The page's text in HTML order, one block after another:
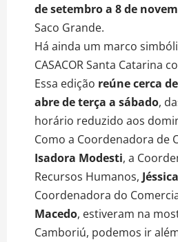
de setembro a 8 de
Saco Grande.
Há ainda um marco
CASACOR Santa Catarina
Essa edição reúne cerca
abre de terça a sábado,
horário reduzido aos
Como a Coordenadora de
Isadora Modesti, a
Recursos Humanos,
Coordenadora do
Macedo, estiveram na
Camboriú, podemos ir